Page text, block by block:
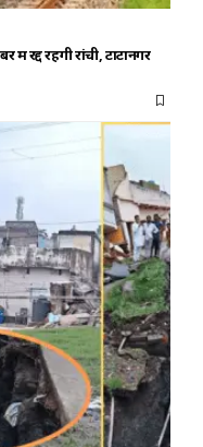
रहेंगी रांची, टाटानगर